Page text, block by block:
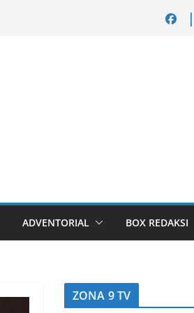
ADVENTORIAL BOX REDAKSI
ZONA 9 TV